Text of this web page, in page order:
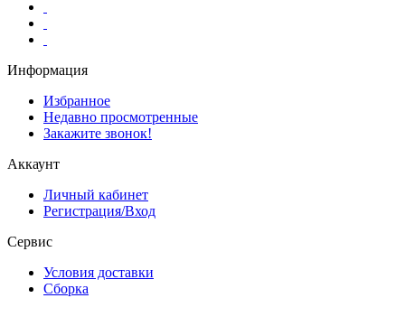
Информация
Избранное
Недавно просмотренные
Закажите звонок!
Аккаунт
Личный кабинет
Регистрация/Вход
Сервис
Условия доставки
Сборка